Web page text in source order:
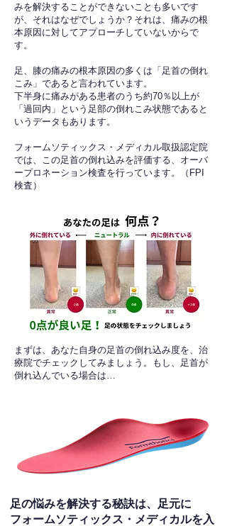
みを解決することができないことも多いです
が、それはなぜでしょうか？それは、痛みの根
本原因に対してアプローチしていないからで
す。
足、膝の痛みの根本原因の多くは「足首の倒れ
こみ」であると言われています。
下半身に痛みがある患者のうち約70％以上が
「過回内」という足部の倒れこみ状態であると
いうデータもあります。
フォームソティックス・メディカル取扱認定院
では、この足首の倒れ込みを評価する、オーバ
ープロネーション検査を行っています。（FPI
検査）​
​まずは、あなた自身の足首の倒れ込み度を、治
療院でチェックしてみましょう。もし、足首が
倒れ込んでいる場合は…
足の悩みを解決する秘訣は、足元に
フォームソティックス・メディカルを入